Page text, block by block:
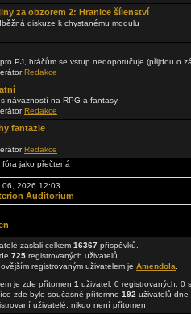
za obzorem 2: Hranice šílenství
diskuze k chystanému modulu
PJ, hráčům se vstup nedoporučuje (přijdou o
Redakce
návazností na RPG a fantasy
Redakce
fantazie
Redakce
jako přečtená
06, 2026 12:03
Auditorium
zaslali celkem 16367 příspěvků.
725 registrovaných uživatelů.
registrovaným uživatelem je Amendola
je zde přítomen 1 uživatel: 0 registrovaných,
zde bylo současně přítomno 192 uživatelů
uživatelé: nikdo není přítomen